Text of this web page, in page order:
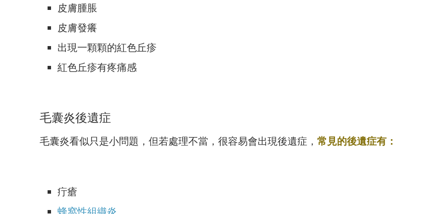
皮膚腫脹
皮膚發癢
出現一顆顆的紅色丘疹
紅色丘疹有疼痛感
毛囊炎後遺症
毛囊炎看似只是小問題，但若處理不當，很容易會出現後遺症， 常見的後遺症有：
疔瘡
蜂窩性組織炎